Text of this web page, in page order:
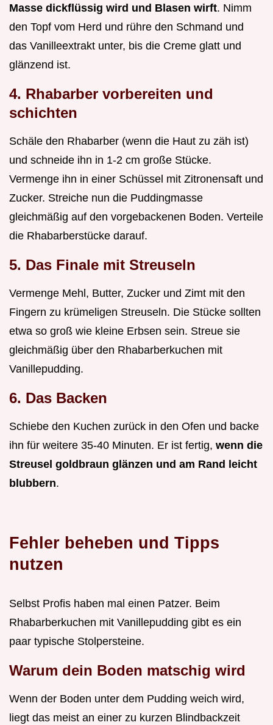
Masse dickflüssig wird und Blasen wirft. Nimm
den Topf vom Herd und rühre den Schmand und
das Vanilleextrakt unter, bis die Creme glatt und
glänzend ist.
4. Rhabarber vorbereiten und
schichten
Schäle den Rhabarber (wenn die Haut zu zäh ist)
und schneide ihn in 1-2 cm große Stücke.
Vermenge ihn in einer Schüssel mit Zitronensaft und
Zucker. Streiche nun die Puddingmasse
gleichmäßig auf den vorgebackenen Boden. Verteile
die Rhabarberstücke darauf.
5. Das Finale mit Streuseln
Vermenge Mehl, Butter, Zucker und Zimt mit den
Fingern zu krümeligen Streuseln. Die Stücke sollten
etwa so groß wie kleine Erbsen sein. Streue sie
gleichmäßig über den Rhabarberkuchen mit
Vanillepudding.
6. Das Backen
Schiebe den Kuchen zurück in den Ofen und backe
ihn für weitere 35-40 Minuten. Er ist fertig, wenn die
Streusel goldbraun glänzen und am Rand leicht
blubbern.
Fehler beheben und Tipps
nutzen
Selbst Profis haben mal einen Patzer. Beim
Rhabarberkuchen mit Vanillepudding gibt es ein
paar typische Stolpersteine.
Warum dein Boden matschig wird
Wenn der Boden unter dem Pudding weich wird,
liegt das meist an einer zu kurzen Blindbackzeit